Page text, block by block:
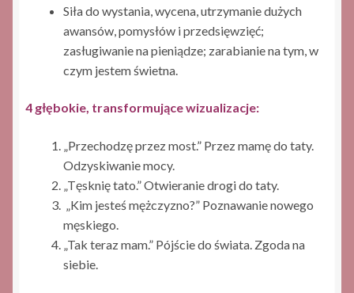
Siła do wystania, wycena, utrzymanie dużych
awansów, pomysłów i przedsięwzięć;
zasługiwanie na pieniądze; zarabianie na tym, w
czym jestem świetna.
4 głębokie, transformujące wizualizacje:
„Przechodzę przez most.” Przez mamę do taty.
Odzyskiwanie mocy.
„Tęsknię tato.” Otwieranie drogi do taty.
„Kim jesteś mężczyzno?” Poznawanie nowego
męskiego.
„Tak teraz mam.” Pójście do świata. Zgoda na
siebie.